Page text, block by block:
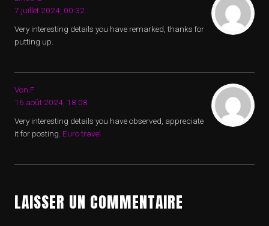
7 juillet 2024, 00:32
Very interesting details you have remarked, thanks for
putting up..
Von.F
16 août 2024, 18:08
Very interesting details you have observed, appreciate
it for posting. Euro travel
LAISSER UN COMMENTAIRE